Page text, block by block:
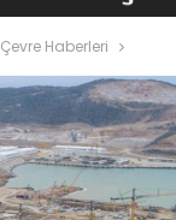
Çevre Haberleri